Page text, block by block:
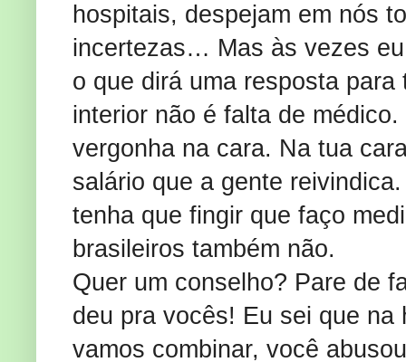
hospitais, despejam em nós
incertezas… Mas às vezes
o que dirá uma resposta
interior não é falta de
vergonha na cara. Na tua
salário que a gente
tenha que fingir que faço
brasileiros também não.
Quer um conselho? Pare de
deu pra vocês! Eu sei que
vamos combinar, você